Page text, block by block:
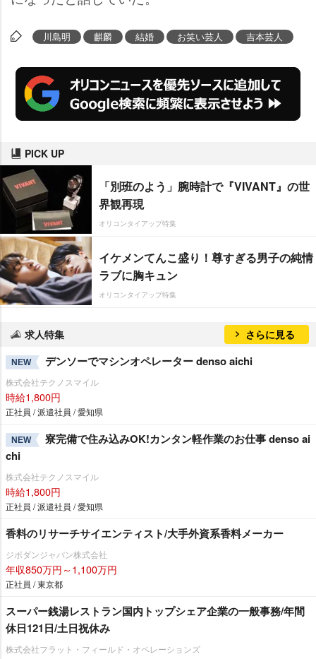
川島明 麒麟 結婚 お笑い芸人 吉本芸人
PICK UP
「別班のよう」腕時計で『VIVANT』の世
界観再現
オリコンタイアップ特集
イケメンてんこ盛り！尊すぎる男子の純情
ラブに胸キュン
オリコンタイアップ特集
求人特集 さらに見る
NEW デンソーでマシンオペレーター denso aichi
株式会社テクノスマイル
時給1,800円
正社員 / 派遣社員 / 愛知県
NEW
寮完備で住み込みOK!カンタン軽作業のお仕事 denso ai
chi
株式会社テクノスマイル
時給1,800円
正社員 / 派遣社員 / 愛知県
香料のリサーチサイエンティスト/大手外資系香料メーカー
ジボダンジャパン株式会社
年収850万円～1,100万円
正社員 / 東京都
スーパー銭湯レストラン国内トップシェア企業の一般事務/年間
休日121日/土日祝休み
株式会社フラット・フィールド・オペレーションズ